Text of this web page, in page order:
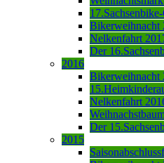
Bikerweihnacht
Nelkenfahrt
Der
2016
Bikerweihnacht
Nelkenfahrt
Der
2015